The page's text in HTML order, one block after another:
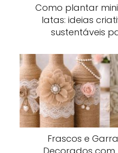
Como plantar
latas: ideias
sustentáveis
Frascos e